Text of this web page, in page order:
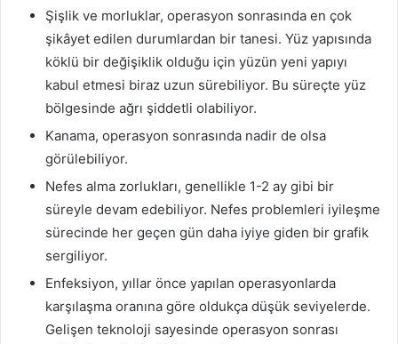
Şişlik ve morluklar, operasyon sonrasında en çok
şikâyet edilen durumlardan bir tanesi. Yüz yapısında
köklü bir değişiklik olduğu için yüzün yeni yapıyı
kabul etmesi biraz uzun sürebiliyor. Bu süreçte yüz
bölgesinde ağrı şiddetli olabiliyor.
Kanama, operasyon sonrasında nadir de olsa
görülebiliyor.
Nefes alma zorlukları, genellikle 1-2 ay gibi bir
süreyle devam edebiliyor. Nefes problemleri iyileşme
sürecinde her geçen gün daha iyiye giden bir grafik
sergiliyor.
Enfeksiyon, yıllar önce yapılan operasyonlarda
karşılaşma oranına göre oldukça düşük seviyelerde.
Gelişen teknoloji sayesinde operasyon sonrası